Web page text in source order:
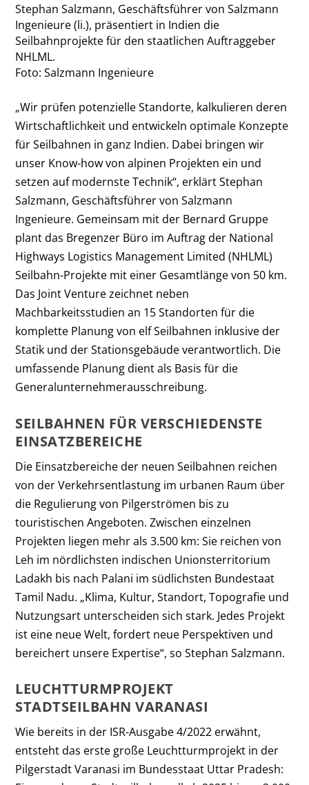
Stephan Salzmann, Geschäftsführer von Salzmann
Ingenieure (li.), präsentiert in Indien die
Seilbahnprojekte für den staatlichen Auftraggeber
NHLML.
Foto: Salzmann Ingenieure
„Wir prüfen potenzielle Standorte, kalkulieren deren
Wirtschaftlichkeit und entwickeln optimale Konzepte
für Seilbahnen in ganz Indien. Dabei bringen wir
unser Know-how von alpinen Projekten ein und
setzen auf modernste Technik“, erklärt Stephan
Salzmann, Geschäftsführer von Salzmann
Ingenieure. Gemeinsam mit der Bernard Gruppe
plant das Bregenzer Büro im Auftrag der National
Highways Logistics Management Limited (NHLML)
Seilbahn-Projekte mit einer Gesamtlänge von 50 km.
Das Joint Venture zeichnet neben
Machbarkeitsstudien an 15 Standorten für die
komplette Planung von elf Seilbahnen inklusive der
Statik und der Stationsgebäude verantwortlich. Die
umfassende Planung dient als Basis für die
Generalunternehmerausschreibung.
SEILBAHNEN FÜR VERSCHIEDENSTE
EINSATZBEREICHE
Die Einsatzbereiche der neuen Seilbahnen reichen
von der Verkehrsentlastung im urbanen Raum über
die Regulierung von Pilgerströmen bis zu
touristischen Angeboten. Zwischen einzelnen
Projekten liegen mehr als 3.500 km: Sie reichen von
Leh im nördlichsten indischen Unionsterritorium
Ladakh bis nach Palani im südlichsten Bundestaat
Tamil Nadu. „Klima, Kultur, Standort, Topografie und
Nutzungsart unterscheiden sich stark. Jedes Projekt
ist eine neue Welt, fordert neue Perspektiven und
bereichert unsere Expertise“, so Stephan Salzmann.
LEUCHTTURMPROJEKT
STADTSEILBAHN VARANASI
Wie bereits in der ISR-Ausgabe 4/2022 erwähnt,
entsteht das erste große Leuchtturmprojekt in der
Pilgerstadt Varanasi im Bundesstaat Uttar Pradesh: